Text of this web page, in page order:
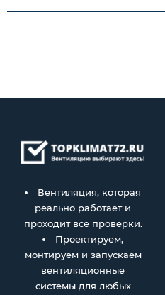
Вентиляция, которая
реально работает и
проходит все проверки.
Проектируем,
монтируем и запускаем
вентиляционные
системы для любых